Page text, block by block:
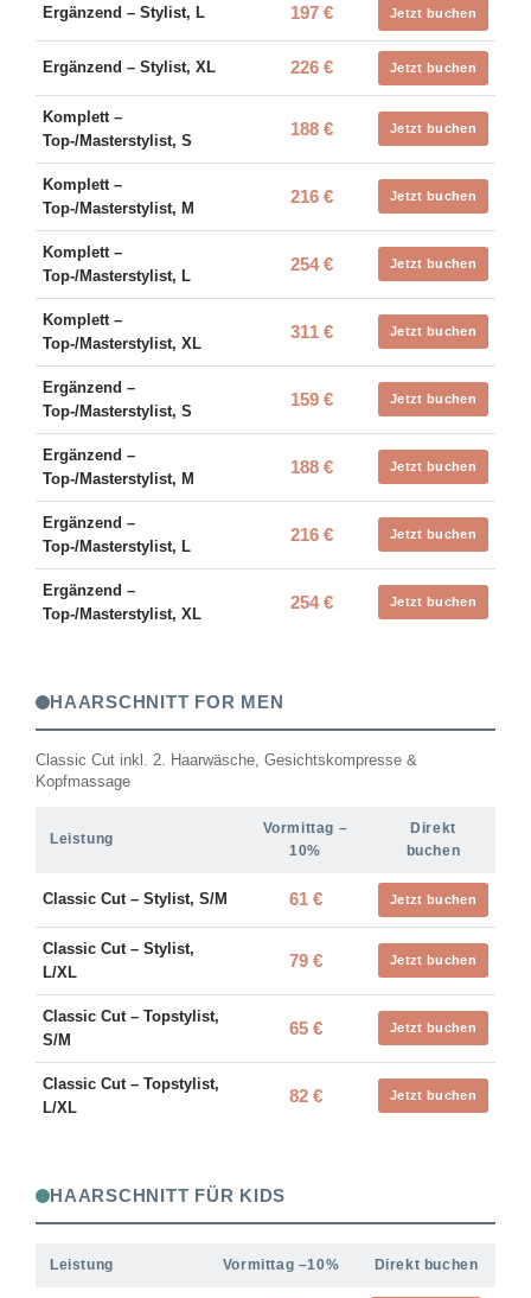
Ergänzend – Stylist, L 197 € Jetzt buchen
Ergänzend – Stylist, XL 226 € Jetzt buchen
Komplett –
Top-/Masterstylist, S
188 € Jetzt buchen
Komplett –
Top-/Masterstylist, M
216 € Jetzt buchen
Komplett –
Top-/Masterstylist, L
254 € Jetzt buchen
Komplett –
Top-/Masterstylist, XL
311 € Jetzt buchen
Ergänzend –
Top-/Masterstylist, S
159 € Jetzt buchen
Ergänzend –
Top-/Masterstylist, M
188 € Jetzt buchen
Ergänzend –
Top-/Masterstylist, L
216 € Jetzt buchen
Ergänzend –
Top-/Masterstylist, XL
254 € Jetzt buchen
HAARSCHNITT FOR MEN
Classic Cut inkl. 2. Haarwäsche, Gesichtskompresse &
Kopfmassage
Leistung
Vormittag –
10%
Direkt
buchen
Classic Cut – Stylist, S/M 61 € Jetzt buchen
Classic Cut – Stylist,
L/XL
79 € Jetzt buchen
Classic Cut – Topstylist,
S/M
65 € Jetzt buchen
Classic Cut – Topstylist,
L/XL
82 € Jetzt buchen
HAARSCHNITT FÜR KIDS
Leistung Vormittag –10% Direkt buchen